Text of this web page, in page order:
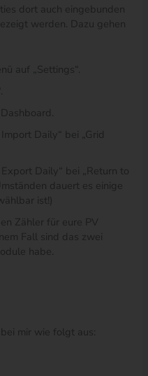
dort auch eingebunden
werden. Dazu gehen
auf „Settings“.
Daily“ bei „Grid
Daily“ bei „Return to
dauert es einige
ist!)
Zähler für eure PV
Fall sind das zwei
habe.
mir wie folgt aus: